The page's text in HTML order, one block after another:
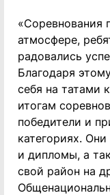
«Соревнования
атмосфере,
радовались
Благодаря
себя на татами
итогам
победители и
категориях.
и дипломы, а
свой район на